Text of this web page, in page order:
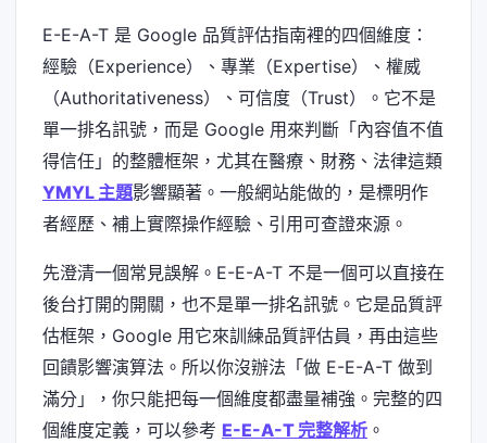
E-E-A-T 是 Google 品質評估指南裡的四個維度：
經驗（Experience）、專業（Expertise）、權威
（Authoritativeness）、可信度（Trust）。它不是
單一排名訊號，而是 Google 用來判斷「內容值不值
得信任」的整體框架，尤其在醫療、財務、法律這類
YMYL 主題影響顯著。一般網站能做的，是標明作
者經歷、補上實際操作經驗、引用可查證來源。
先澄清一個常見誤解。E-E-A-T 不是一個可以直接在
後台打開的開關，也不是單一排名訊號。它是品質評
估框架，Google 用它來訓練品質評估員，再由這些
回饋影響演算法。所以你沒辦法「做 E-E-A-T 做到
滿分」，你只能把每一個維度都盡量補強。完整的四
個維度定義，可以參考 E-E-A-T 完整解析 。